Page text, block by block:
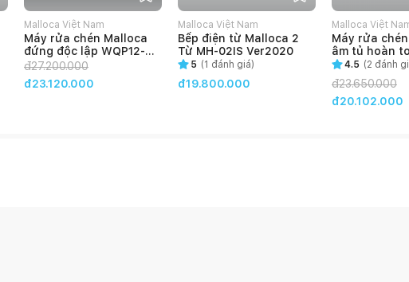
Malloca Việt Nam
Máy rửa chén Malloca
đứng độc lập WQP12-
7635BS
đ27.200.000
đ23.120.000
Malloca Việt Nam
Bếp điện từ Malloca 2
Từ MH-02IS Ver2020
5 (1 đánh giá)
đ19.800.000
Malloca Việt
Máy rửa
âm tủ hoàn
WQP12-
4.5 (2 đánh
đ23.650.000
đ20.102.000